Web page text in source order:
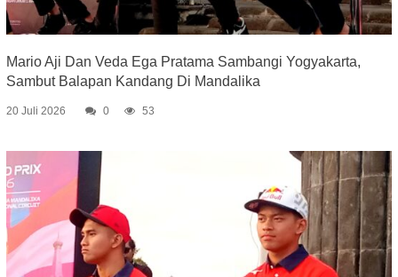
Mario Aji Dan Veda Ega Pratama Sambangi Yogyakarta,
Sambut Balapan Kandang Di Mandalika
20 Juli 2026 0 53